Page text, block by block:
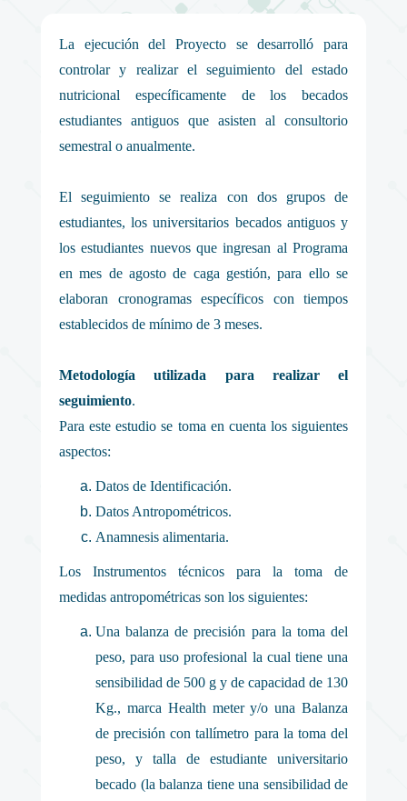
La ejecución del Proyecto se desarrolló para
controlar y realizar el seguimiento del estado
nutricional específicamente de los becados
estudiantes antiguos que asisten al consultorio
semestral o anualmente.
El seguimiento se realiza con dos grupos de
estudiantes, los universitarios becados antiguos y
los estudiantes nuevos que ingresan al Programa
en mes de agosto de caga gestión, para ello se
elaboran cronogramas específicos con tiempos
establecidos de mínimo de 3 meses.
Metodología utilizada para realizar el
seguimiento.
Para este estudio se toma en cuenta los siguientes
aspectos:
Datos de Identificación.
Datos Antropométricos.
Anamnesis alimentaria.
Los Instrumentos técnicos para la toma de
medidas antropométricas son los siguientes:
Una balanza de precisión para la toma del
peso, para uso profesional la cual tiene una
sensibilidad de 500 g y de capacidad de 130
Kg., marca Health meter y/o una Balanza
de precisión con tallímetro para la toma del
peso, y talla de estudiante universitario
becado (la balanza tiene una sensibilidad de